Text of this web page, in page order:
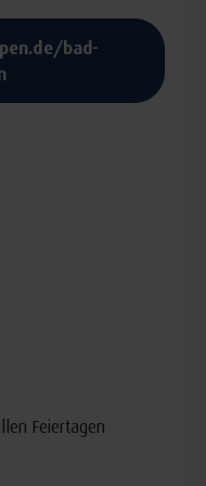
Wieskirche,
mit seiner
die imposante
ganz
Moores mit
10.000 Jahren
schoben Schott
die Endmoränen
entstanden
verlandeten,
bad-
Feiertagen